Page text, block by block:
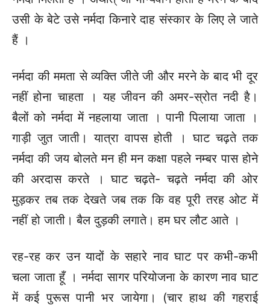
उसी के बेटे उसे नर्मदा किनारे दाह संस्कार के लिए ले जाते
हैं ।
नर्मदा की ममता से व्यक्ति जीते जी और मरने के बाद भी दूर
नहीं होना चाहता । यह जीवन की अमर-स्रोत नदी है।
बैलों को नर्मदा में नहलाया जाता । पानी पिलाया जाता ।
गाड़ी जुत जाती। यात्रा वापस होती । घाट चढ़ते तक
नर्मदा की जय बोलते मन ही मन कक्षा पहले नम्बर पास होने
की अरदास करते । घाट चढ़ते- चढ़ते नर्मदा की ओर
मुड़कर तब तक देखते जब तक कि वह पूरी तरह ओट में
नहीं हो जाती। बैल दुड़की लगाते। हम घर लौट आते ।
रह-रह कर उन यादों के सहारे नाव घाट पर कभी-कभी
चला जाताहूँ । नर्मदा सागर परियोजना के कारण नाव घाट
में कई पुरूस पानी भर जायेगा। (चार हाथ की गहराई